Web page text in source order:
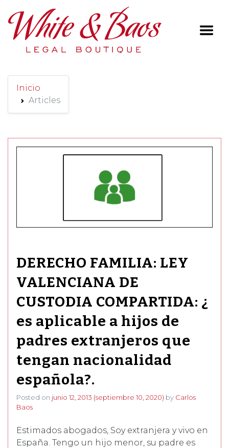
Main Navigation
Inicio
Articles
DERECHO FAMILIA: LEY
VALENCIANA DE
CUSTODIA COMPARTIDA: ¿
es aplicable a hijos de
padres extranjeros que
tengan nacionalidad
española?.
Posted on junio 12, 2013 (septiembre 10, 2020) by Carlos
Baos
Estimados abogados, Soy extranjera y vivo en
España. Tengo un hijo menor, su padre es